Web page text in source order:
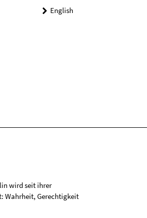
English
wird seit ihrer
Wahrheit, Gerechtigkeit